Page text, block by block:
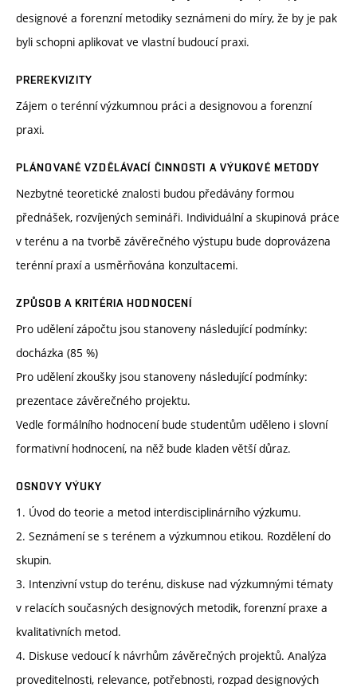
designové a forenzní metodiky seznámeni do míry, že by je pak
byli schopni aplikovat ve vlastní budoucí praxi.
PREREKVIZITY
Zájem o terénní výzkumnou práci a designovou a forenzní
praxi.
PLÁNOVANÉ VZDĚLÁVACÍ ČINNOSTI A VÝUKOVÉ METODY
Nezbytné teoretické znalosti budou předávány formou
přednášek, rozvíjených semináři. Individuální a skupinová práce
v terénu a na tvorbě závěrečného výstupu bude doprovázena
terénní praxí a usměrňována konzultacemi.
ZPŮSOB A KRITÉRIA HODNOCENÍ
Pro udělení zápočtu jsou stanoveny následující podmínky:
docházka (85 %)
Pro udělení zkoušky jsou stanoveny následující podmínky:
prezentace závěrečného projektu.
Vedle formálního hodnocení bude studentům uděleno i slovní
formativní hodnocení, na něž bude kladen větší důraz.
OSNOVY VÝUKY
1. Úvod do teorie a metod interdisciplinárního výzkumu.
2. Seznámení se s terénem a výzkumnou etikou. Rozdělení do
skupin.
3. Intenzivní vstup do terénu, diskuse nad výzkumnými tématy
v relacích současných designových metodik, forenzní praxe a
kvalitativních metod.
4. Diskuse vedoucí k návrhům závěrečných projektů. Analýza
proveditelnosti, relevance, potřebnosti, rozpad designových